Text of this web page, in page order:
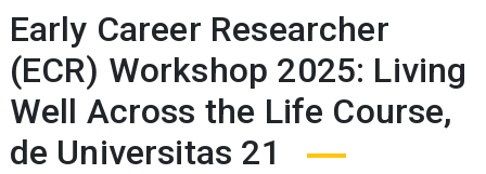
Early Career Researcher
(ECR) Workshop 2025: Living
Well Across the Life Course,
de Universitas 21